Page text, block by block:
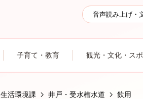
音声読み上げ・
子育て・教育 観光・文化・ス
生活環境課 井戸・受水槽水道
飲用